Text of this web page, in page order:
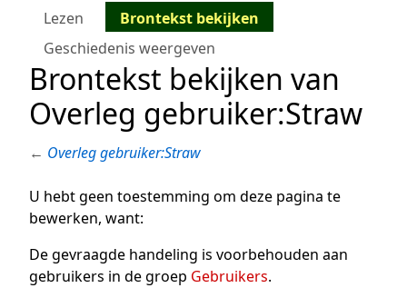
Lezen
Brontekst bekijken
Geschiedenis weergeven
Brontekst bekijken van
Overleg gebruiker:Straw
← Overleg gebruiker:Straw
U hebt geen toestemming om deze pagina te
bewerken, want:
De gevraagde handeling is voorbehouden aan
gebruikers in de groep Gebruikers.